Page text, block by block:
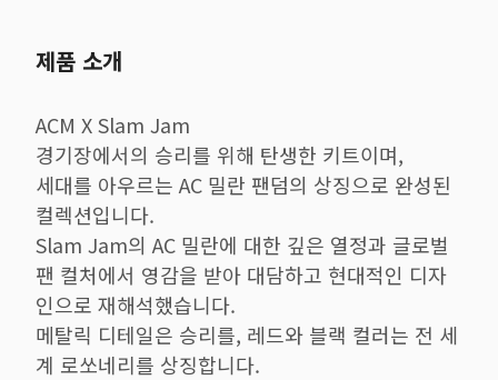
제품 소개
ACM X Slam Jam
경기장에서의 승리를 위해 탄생한 키트이며,
세대를 아우르는 AC 밀란 팬덤의 상징으로 완성된
컬렉션입니다.
Slam Jam의 AC 밀란에 대한 깊은 열정과 글로벌
팬 컬처에서 영감을 받아 대담하고 현대적인 디자
인으로 재해석했습니다.
메탈릭 디테일은 승리를, 레드와 블랙 컬러는 전 세
계 로쏘네리를 상징합니다.